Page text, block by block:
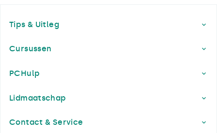
Tips & Uitleg
Cursussen
PCHulp
Lidmaatschap
Contact & Service